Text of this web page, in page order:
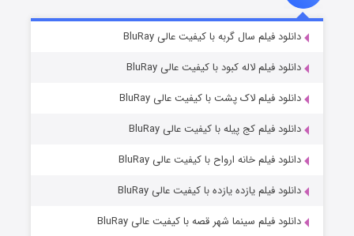
قسمت۷ (زیرنویس) منتشر شد دانلود فیلم سال گربه با کیفیت عالی BluRay
دانلود فیلم لاله کبود با کیفیت عالی BluRay
دانلود فیلم لاک پشت با کیفیت عالی BluRay
دانلود فیلم کج‌ پیله با کیفیت عالی BluRay
دانلود فیلم خانه ارواح با کیفیت عالی BluRay
دانلود فیلم یازده یازده با کیفیت عالی BluRay
دانلود فیلم سینما شهر قصه با کیفیت عالی BluRay